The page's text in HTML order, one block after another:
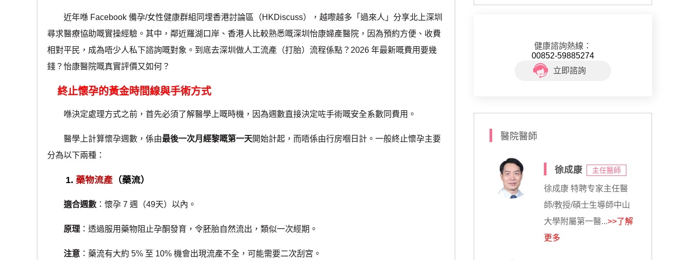
近年喺 Facebook 備孕/女性健康群組同埋香港討論區（HKDiscuss），越嚟越多「過來人」分享北上深圳
尋求醫療協助嘅實操經驗。其中，鄰近羅湖口岸、香港人比較熟悉嘅深圳怡康婦產醫院，因為預約方便、收費
相對平民，成為唔少人私下諮詢嘅對象。到底去深圳做人工流產（打胎）流程係點？2026 年最新嘅費用要幾
錢？怡康醫院嘅真實評價又如何？
終止懷孕的黃金時間線與手術方式
喺決定處理方式之前，首先必須了解醫學上嘅時機，因為週數直接決定咗手術嘅安全系數同費用。
醫學上計算懷孕週數，係由最後一次月經黎嘅第一天開始計起，而唔係由行房嗰日計。一般終止懷孕主要
分為以下兩種：
1. 藥物流產 （藥流）
適合週數 ：懷孕 7 週（49天）以內。
原理 ：透過服用藥物阻止孕酮發育，令胚胎自然流出，類似一次經期。
注意 ：藥流有大約 5% 至 10% 機會出現流產不全，可能需要二次刮宮。
健康諮詢熱線：
00852-59885274
立即諮詢
醫院醫師
徐成康 主任醫師
徐成康 特聘专家主任醫
師/教授/碩士生導師中山
大學附屬第一醫...>>了解
更多